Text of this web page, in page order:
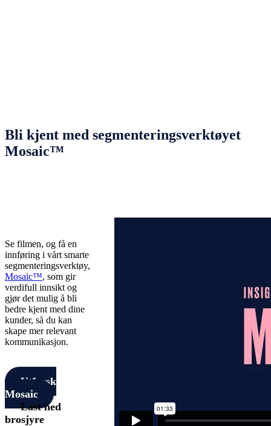
Bli kjent med segmenteringsverktøyet
Mosaic™️
Se filmen, og få en
innføring i vårt smarte
segmenteringsverktøy,
Mosaic™, som gir
verdifull innsikt og
gjør det mulig å bli
bedre kjent med dine
kunder, så du kan
skape mer relevant
kommunikasjon.
Utforsk
Mosaic
Last ned
brosjyre